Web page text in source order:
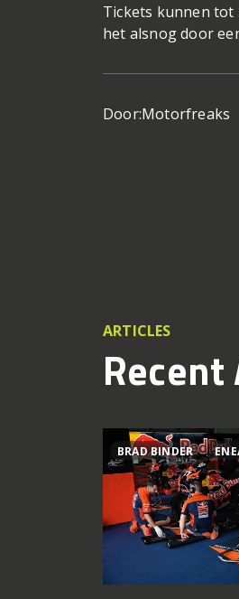
Tickets kunnen tot
het alsnog door
Door:Motorfreaks
ARTICLES
BRAD BINDER